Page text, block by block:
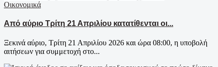
Οικονομικά
Από αύριο Τρίτη 21 Απριλίου κατατίθενται οι...
Ξεκινά αύριο, Τρίτη 21 Απριλίου 2026 και ώρα 08:00, η υποβολή
αιτήσεων για συμμετοχή στο...